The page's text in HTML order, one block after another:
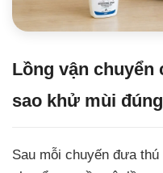
Lồng vận chuyển
sao khử mùi
Sau mỗi chuyến đưa